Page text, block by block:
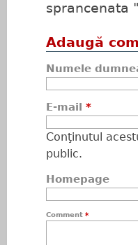
sprancenata
Adaugă
Numele
E-mail *
Conţinutul
public.
Homepage
Comment *